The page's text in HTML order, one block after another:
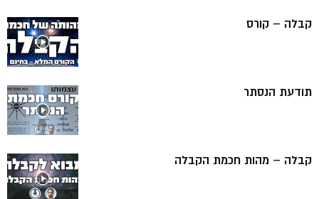
קבלה – קורס
תודעת הנסתר
קבלה – מהות חכמת הקבלה